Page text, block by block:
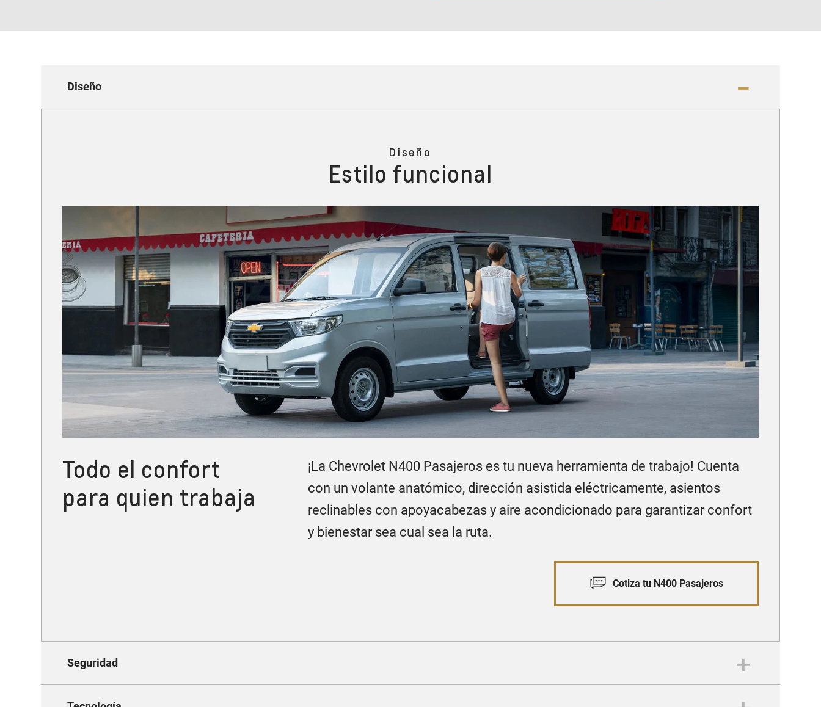
Diseño
Diseño
Estilo funcional
Todo el confort
para quien trabaja
¡La Chevrolet N400 Pasajeros es tu nueva herramienta de trabajo! Cuenta
con un volante anatómico, dirección asistida eléctricamente, asientos
reclinables con apoyacabezas y aire acondicionado para garantizar confort
y bienestar sea cual sea la ruta.
Cotiza tu N400 Pasajeros
Seguridad